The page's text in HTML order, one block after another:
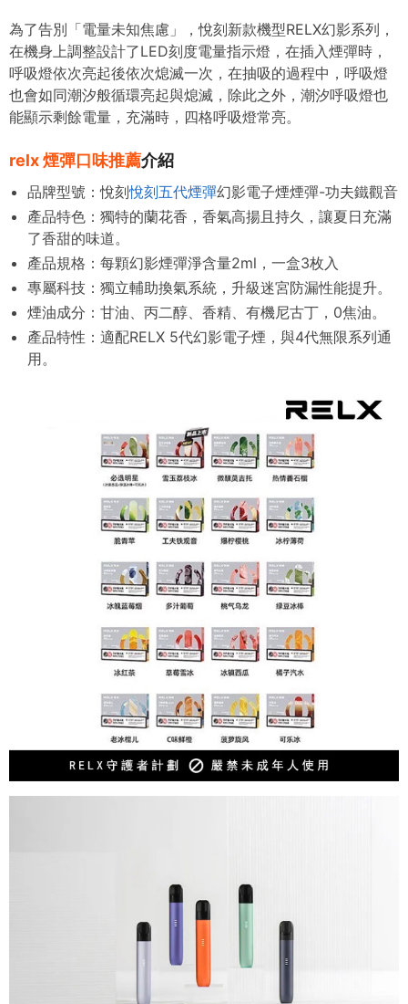
為了告別「電量未知焦慮」，悅刻新款機型RELX幻影系列，
在機身上調整設計了LED刻度電量指示燈，在插入煙彈時，
呼吸燈依次亮起後依次熄滅一次，在抽吸的過程中，呼吸燈
也會如同潮汐般循環亮起與熄滅，除此之外，潮汐呼吸燈也
能顯示剩餘電量，充滿時，四格呼吸燈常亮。
relx 煙彈口味推薦介紹
品牌型號：悅刻悅刻五代煙彈幻影電子煙煙彈-功夫鐵觀音
產品特色： 獨特的蘭花香，香氣高揚且持久 ，讓夏日充滿
了香甜的味道。
產品規格：每顆幻影煙彈淨含量2ml，一盒3枚入
專屬科技：獨立輔助換氣系統，升級迷宮防漏性能提升。
煙油成分：甘油、丙二醇、香精、有機尼古丁，0焦油。
產品特性：適配RELX 5代幻影電子煙，與4代無限系列通
用。